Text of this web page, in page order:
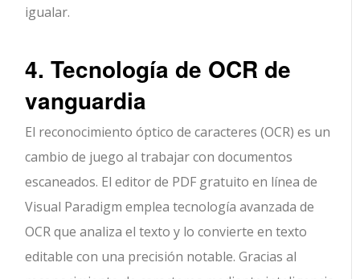
igualar.
4. Tecnología de OCR de
vanguardia
El reconocimiento óptico de caracteres (OCR) es un
cambio de juego al trabajar con documentos
escaneados. El editor de PDF gratuito en línea de
Visual Paradigm emplea tecnología avanzada de
OCR que analiza el texto y lo convierte en texto
editable con una precisión notable. Gracias al